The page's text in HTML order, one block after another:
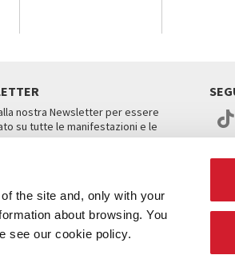
the site and, only with your
about browsing. You
see our cookie policy.
nostra Newsletter per essere
su tutte le manifestazioni e le